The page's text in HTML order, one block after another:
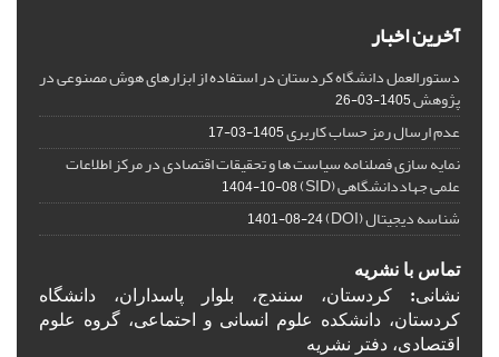
آخرین اخبار
دستورالعمل دانشگاه کردستان در استفاده از ابزارهای هوش مصنوعی در
پژوهش1405-03-26
عدم ارسال رمز حساب کاربری1405-03-17
نمایه سازی فصلنامه سیاست ها و تحقیقات اقتصادی در مرکز اطلاعات
علمی جهاددانشگاهی (SID) 1404-10-08
شناسه دیجیتال (DOI) 1401-08-24
تماس با نشریه
نشانی: کردستان، سنندج، بلوار پاسداران، دانشگاه
کردستان، دانشکده علوم انسانی و احتماعی، گروه علوم
اقتصادی، دفتر نشریه